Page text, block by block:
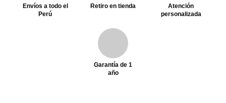
Envíos a todo el
Perú
Retiro en tienda
Atención
personalizada
Garantía de 1
año